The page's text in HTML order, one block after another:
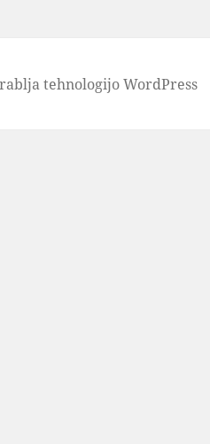
tehnologijo WordPress